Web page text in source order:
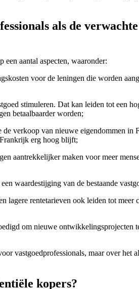
als de
een aantal aspecten, waaronder:
voor de leningen die worden
stimuleren. Dat kan leiden tot een
betaalbaarder worden;
de verkoop van nieuwe eigendommen
erg hoog blijft;
aantrekkelijker maken voor meer
waardestijging van de bestaande
lagere rentetarieven ook leiden tot
om nieuwe
vastgoedprofessionals, maar over
kopers?